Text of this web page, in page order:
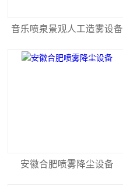
音乐喷泉景观人工造雾设备
安徽合肥喷雾降尘设备